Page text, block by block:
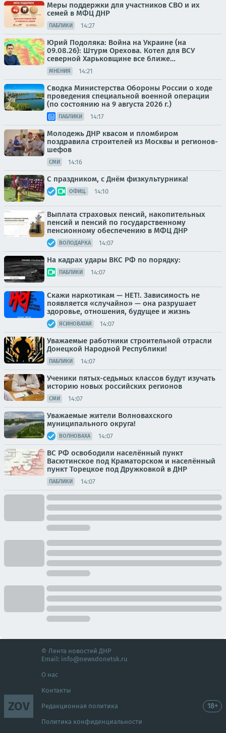
Меры поддержки для участников СВО и их
семей в МФЦ ДНР
ПАБЛИКИ 14:27
Юрий Подоляка: Война на Украине (на
09.08.26): Штурм Орехова. Котел для ВСУ
северной Харьковщине все ближе…
МНЕНИЯ 14:21
Сводка Министерства Обороны России о ходе
проведения специальной военной операции
(по состоянию на 9 августа 2026 г.)
ПАБЛИКИ 14:17
Молодежь ДНР квасом и пломбиром
поздравила строителей из Москвы и регионов-
шефов
СМИ 14:16
С праздником, с Днём физкультурника!
ОФИЦ. 14:10
Выплата страховых пенсий, накопительных
пенсий и пенсий по государственному
пенсионному обеспечению в МФЦ ДНР
ВОЛОДАРКА 14:07
На кадрах удары ВКС РФ по порядку:
ПАБЛИКИ 14:07
Скажи наркотикам — НЕТ!. Зависимость не
появляется «случайно» — она разрушает
здоровье, отношения, будущее и жизнь
ЯСИНОВАТАЯ 14:07
Уважаемые работники строительной отрасли
Донецкой Народной Республики!
ПАБЛИКИ 14:07
Ученики пятых-седьмых классов будут изучать
историю новых российских регионов
СМИ 14:07
Уважаемые жители Волновахского
муниципального округа!
ВОЛНОВАХА 14:07
ВС РФ освободили населённый пункт
Васютинское под Краматорском и населённый
пункт Торецкое под Дружковкой в ДНР
ПАБЛИКИ 14:07
ZOV
© Лента новостей ДНР
Email: info@newsdonetsk.ru
О нас
Контакты
Редакционная политика
Политика конфиденциальности
18+